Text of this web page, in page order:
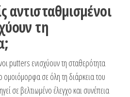
αντισταθμισμένοι
τη
putters ενισχύουν τη σταθερότητα
ομοιόμορφα σε όλη τη διάρκεια του
σε βελτιωμένο έλεγχο και συνέπεια